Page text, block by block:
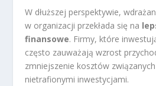
W dłuższej perspektywie,
w organizacji przekłada się na
finansowe. Firmy, które
często zauważają wzrost
zmniejszenie kosztów
nietrafionymi inwestycjami.